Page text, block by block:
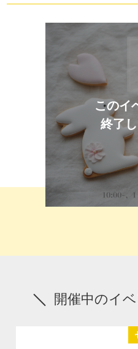
このイ
終了
開催中のイ